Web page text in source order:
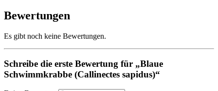
Bewertungen
Es gibt noch keine Bewertungen.
Schreibe die erste Bewertung für „Blaue
Schwimmkrabbe (Callinectes sapidus)“